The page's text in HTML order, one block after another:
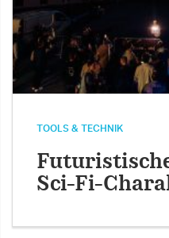
TOOLS & TECHNIK
Sci-Fi-